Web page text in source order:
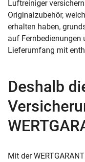
Luftreiniger
Originalzubehör,
erhalten haben,
auf Fernbedienungen
Lieferumfang mit
Deshalb
Mit der